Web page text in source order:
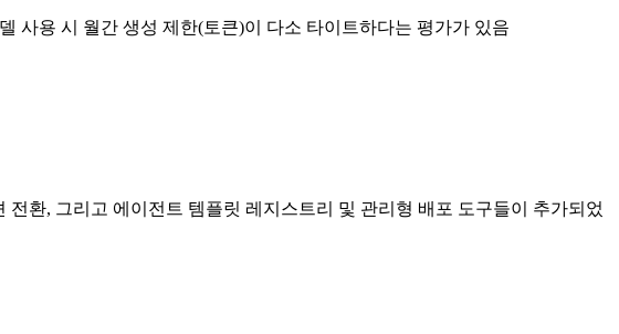
사용 시 월간 생성 제한(토큰)이 다소 타이트하다는 평가가 있음
전환, 그리고 에이전트 템플릿 레지스트리 및 관리형 배포 도구들이 추가되었